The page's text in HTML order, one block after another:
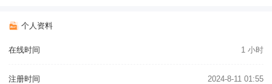
个人资料
在线时间 1 小时
注册时间 2024-8-11 01:55